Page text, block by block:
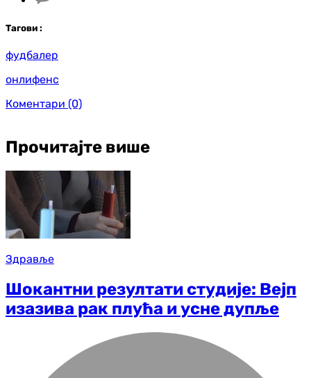
Тагови :
фудбалер
онлифенс
Коментари (0)
Прочитајте више
Здравље
Шокантни резултати студије: Вејп
изазива рак плућа и усне дупље